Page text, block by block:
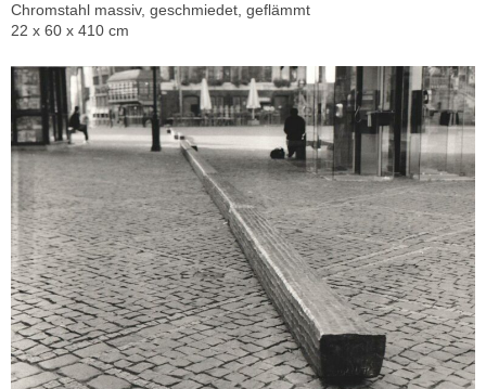
Chromstahl massiv, geschmiedet, geflämmt
22 x 60 x 410 cm